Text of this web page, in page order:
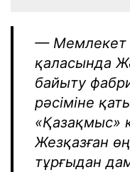
— Мемлекет
қаласында
байыту
рәсіміне
«Қазақмыс»
Жезқазған
тұрғыдан